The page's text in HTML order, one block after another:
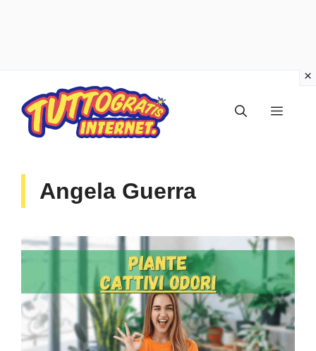
contenuto
Menu
Angela Guerra